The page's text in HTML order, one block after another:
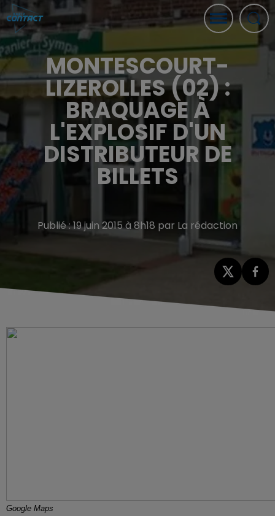
MONTESCOURT-
LIZEROLLES (02) :
BRAQUAGE À
L'EXPLOSIF D'UN
DISTRIBUTEUR DE
BILLETS
Publié : 19 juin 2015 à 8h18 par La rédaction
Google Maps